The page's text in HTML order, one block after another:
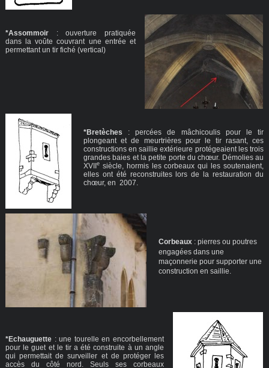
*Assommoir: ouverture pratiquée
dans la voûte couvrant une entrée et
permettant un tir fiché (vertical)
*Bretèches : percées de mâchicoulis pour le tir
plongeant et de meurtrières pour le tir rasant, ces
constructions en saillie extérieure protégeaient les trois
grandes baies et la petite porte du chœur. Démolies au
XVIIesiècle, hormis les corbeaux qui les soutenaient,
elles ont été reconstruites lors de la restauration du
chœur, en 2007.
Corbeaux: pierres ou poutres
engagées dans une
maçonnerie pour supporter une
construction en saillie.
*Echauguette: une tourelle en encorbellement
pour le guet et le tir a été construite à un angle
qui permettait de surveiller et de protéger les
accès du côté nord. Seuls ses corbeaux